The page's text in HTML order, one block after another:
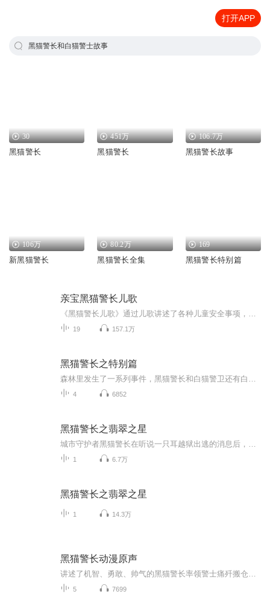
打开APP
黑猫警长和白猫警士故事
30
黑猫警长
451万
黑猫警长
106.7万
黑猫警长故事
106万
新黑猫警长
80.2万
黑猫警长全集
169
黑猫警长特别篇
亲宝黑猫警长儿歌
19 157.1万
黑猫警长之特别篇
4 6852
黑猫警长之翡翠之星
1 6.7万
黑猫警长之翡翠之星
1 14.3万
黑猫警长动漫原声
5 7699